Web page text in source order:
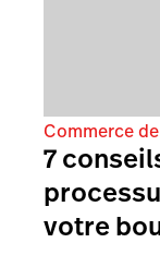
Commerce
7
votre